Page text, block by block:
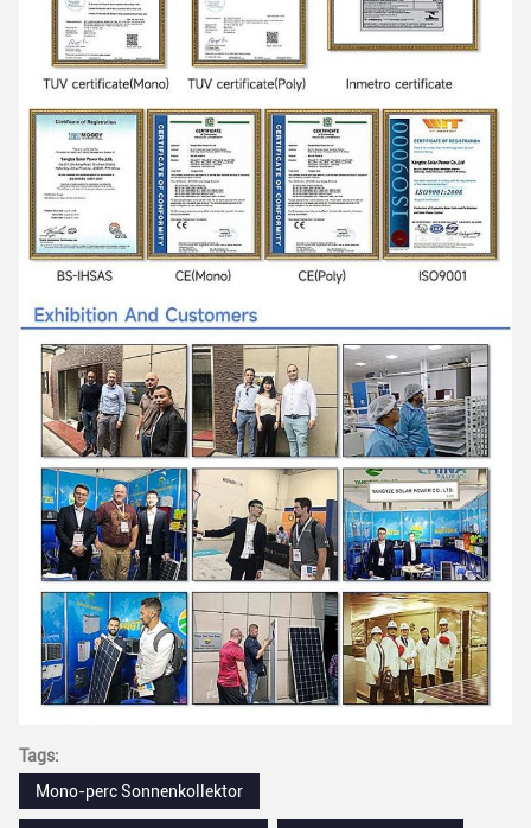
Tags:
Mono-perc Sonnenkollektor